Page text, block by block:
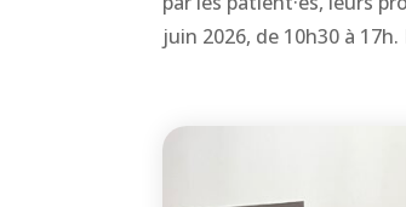
juin 2026, de 10h30 à